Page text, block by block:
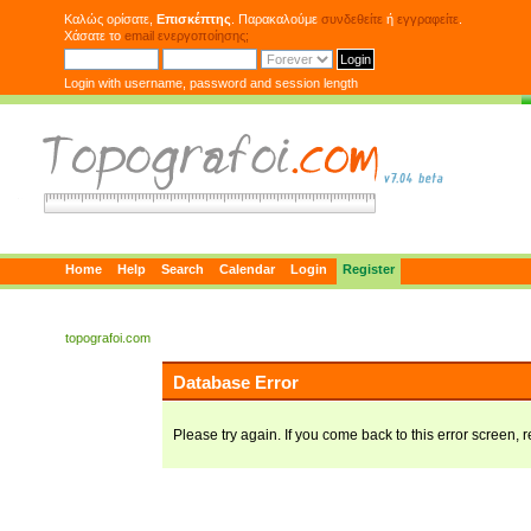
Καλώς ορίσατε, Επισκέπτης . Παρακαλούμε συνδεθείτε ή εγγραφείτε
Χάσατε το email ενεργοποίησης;
Login with username, password and session length
Home Help Search Calendar Login Register
topografoi.com
Database Error
Please try again. If you come back to this error screen,